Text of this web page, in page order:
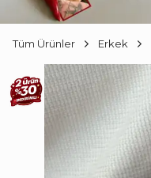
Tüm Ürünler Erkek